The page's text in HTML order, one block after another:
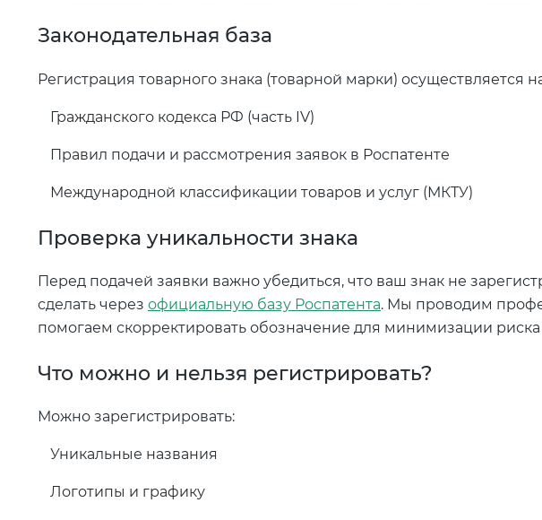
Законодательная база
Регистрация товарного знака (товарной марки) осуществляется
Гражданского кодекса РФ (часть IV)
Правил подачи и рассмотрения заявок в Роспатенте
Международной классификации товаров и услуг (МКТУ)
Проверка уникальности знака
Перед подачей заявки важно убедиться, что ваш знак не
сделать через официальную базу Роспатента. Мы проводим
помогаем скорректировать обозначение для минимизации риска
Что можно и нельзя регистрировать?
Можно зарегистрировать:
Уникальные названия
Логотипы и графику